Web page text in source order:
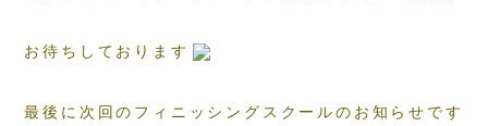
お待ちしております
最後に次回のフィニッシングスクールのお知らせです